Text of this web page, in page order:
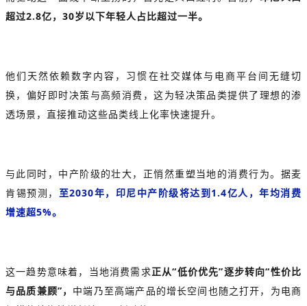
超过2.8亿，30岁以下年轻人占比超过一半。
他们天然依赖数字内容，习惯在社交媒体与电商平台间无缝切
换，偏好即时决策与高频消费，这为轻决策品类提供了理想的渗
透场景，直接推动这些品类线上化率快速提升。
与此同时，中产阶级的壮大，正悄然重塑当地的消费行为。据麦
肯锡预测， 至2030年，印尼中产阶级将达到1.4亿人，年均消费
增速超5%。
这一趋势意味着，当地消费需求正从“低价优先”逐步转向“性价比
与品质兼顾”， 中端乃至高端产品的增长空间也随之打开，为电商